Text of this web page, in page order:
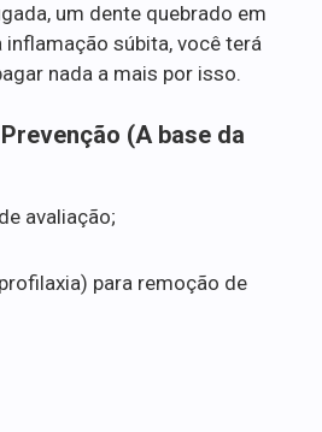
um dente quebrado em
inflamação súbita, você terá
nada a mais por isso.
(A base da
avaliação;
para remoção de